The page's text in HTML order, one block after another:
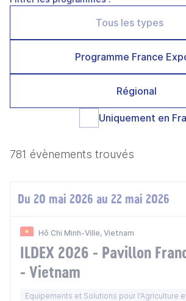
Programme France
Régional
Uniquement en
781 évènements trouvés
Du 20 mai 2026 au 22 mai 2026
Hô Chi Minh-Ville, Vietnam
ILDEX 2026 - Pavillon
- Vietnam
Equipements et Solutions pour l'Agriculture